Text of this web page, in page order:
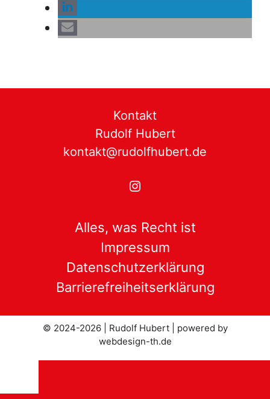
Kontakt
Rudolf Hubert
kontakt@rudolfhubert.de
Instagram
Alles, was Recht ist
Impressum
Datenschutzerklärung
Barrierefreiheitserklärung
© 2024-2026 | Rudolf Hubert | powered by
webdesign-th.de
Schließen